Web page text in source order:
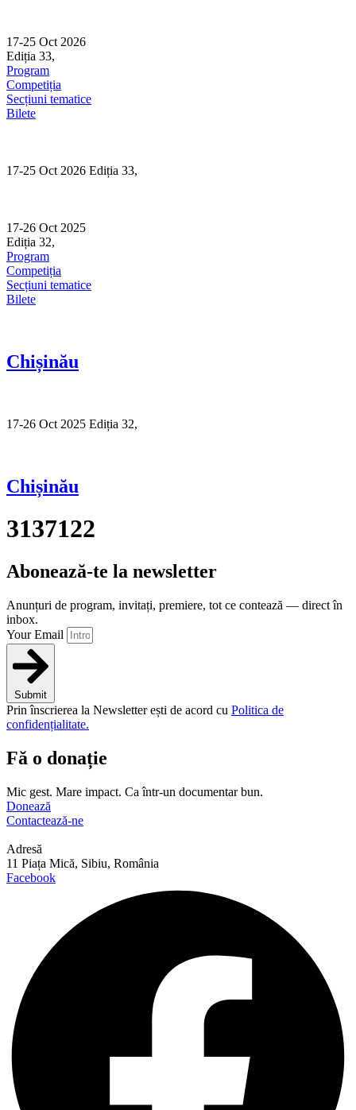
content
17-25 Oct 2026
Ediția 33,
Program
Competiția
Secțiuni tematice
Bilete
17-25 Oct 2026 Ediția 33,
17-26 Oct 2025
Ediția 32,
Program
Competiția
Secțiuni tematice
Bilete
Chișinău
17-26 Oct 2025 Ediția 32,
Chișinău
3137122
Abonează-te la newsletter
Anunțuri de program, invitați, premiere, tot ce contează — direct în
inbox.
Your Email
Submit
Prin înscrierea la Newsletter ești de acord cu Politica de
confidențialitate.
Fă o donație
Mic gest. Mare impact. Ca într-un documentar bun.
Donează
Contactează-ne
Adresă
11 Piața Mică, Sibiu, România
Facebook